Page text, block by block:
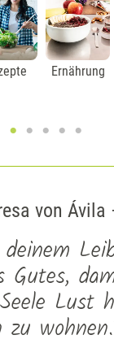
Ernährung
von Ávila
Gutes,
Lust
zu